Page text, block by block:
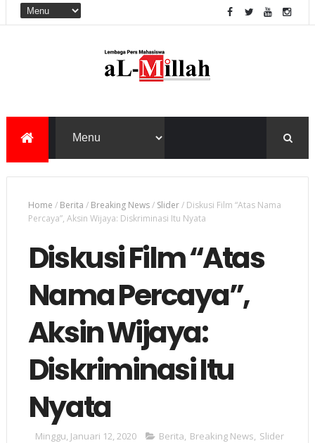
Home / Berita / Breaking News/ Slider/ Diskusi Film “Atas Nama
Percaya”, Aksin Wijaya: Diskriminasi Itu Nyata
Diskusi Film “Atas
Nama Percaya”,
Aksin Wijaya:
Diskriminasi Itu
Nyata
Minggu, Januari 12, 2020 Berita, Breaking News, Slider